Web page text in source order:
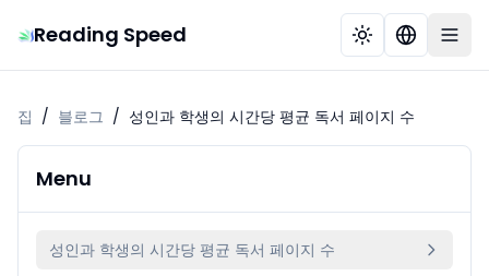
Reading Speed
집 / 블로그 / 성인과 학생의 시간당 평균 독서 페이지 수
Menu
성인과 학생의 시간당 평균 독서 페이지 수